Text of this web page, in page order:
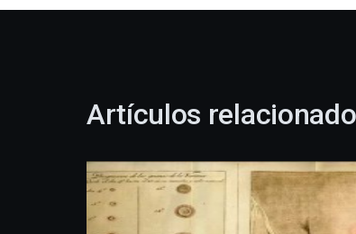
Artículos